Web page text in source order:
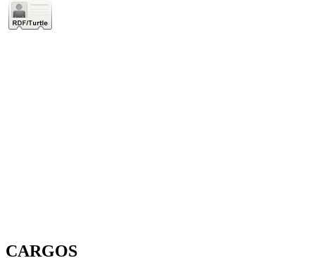
CARGOS